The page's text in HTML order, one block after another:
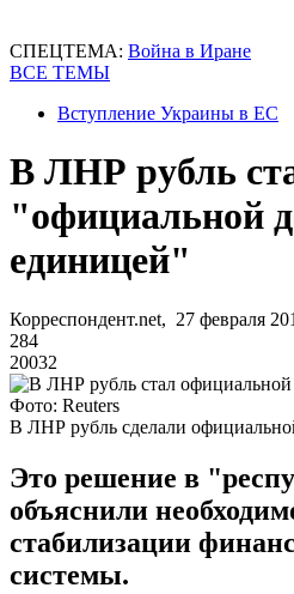
СПЕЦТЕМА: Война в Иране
ВСЕ ТЕМЫ
Вступление Украины в ЕС
В ЛНР рубль
"официальной
единицей"
Корреспондент.net, 27 февраля
284
20032
Фото: Reuters
В ЛНР рубль сделали
Это решение в
объяснили
стабилизации
системы.